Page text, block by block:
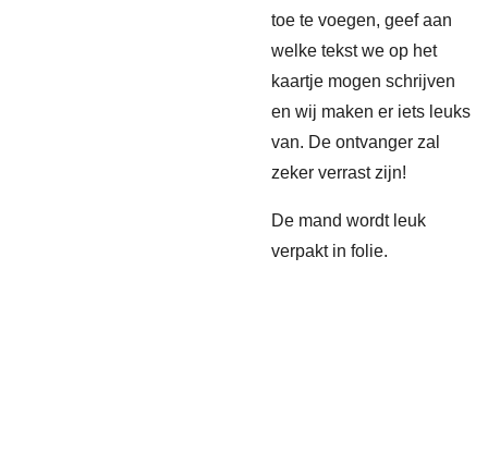
toe te voegen, geef aan
welke tekst we op het
kaartje mogen schrijven
en wij maken er iets leuks
van. De ontvanger zal
zeker verrast zijn!
De mand wordt leuk
verpakt in folie.